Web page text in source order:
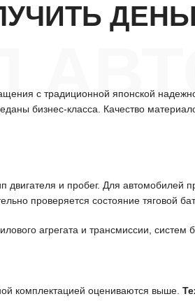
с традиционной японской
бизнес-класса. Качество
и пробег. Для автомобилей
проверяется состояние тяговой
агрегата и трансмиссии,
комплектацией оцениваются выше.